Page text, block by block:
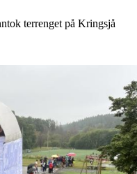
terrenget på Kringsjå